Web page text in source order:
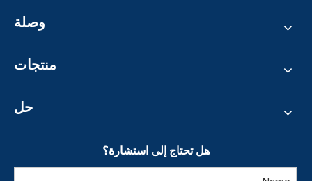
وصلة
منتجات
حل
هل تحتاج إلى استشارة؟